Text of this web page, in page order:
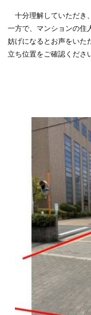
十分理解していただき
一方で、マンションの住
妨げになるとお声をいた
立ち位置をご確認くださ